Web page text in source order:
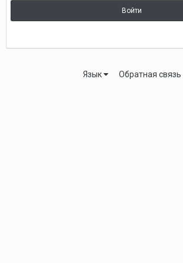
Войти
Язык Обратная связь